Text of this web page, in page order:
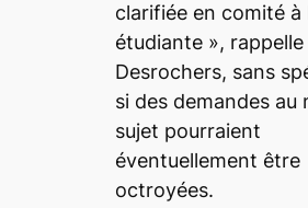
clarifiée en comité à
étudiante »,
Desrochers, sans
si des demandes au
sujet pourraient
éventuellement être
octroyées.